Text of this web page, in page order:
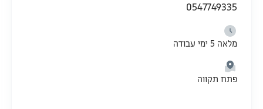
0547749335
מלאה 5 ימי עבודה
פתח תקווה